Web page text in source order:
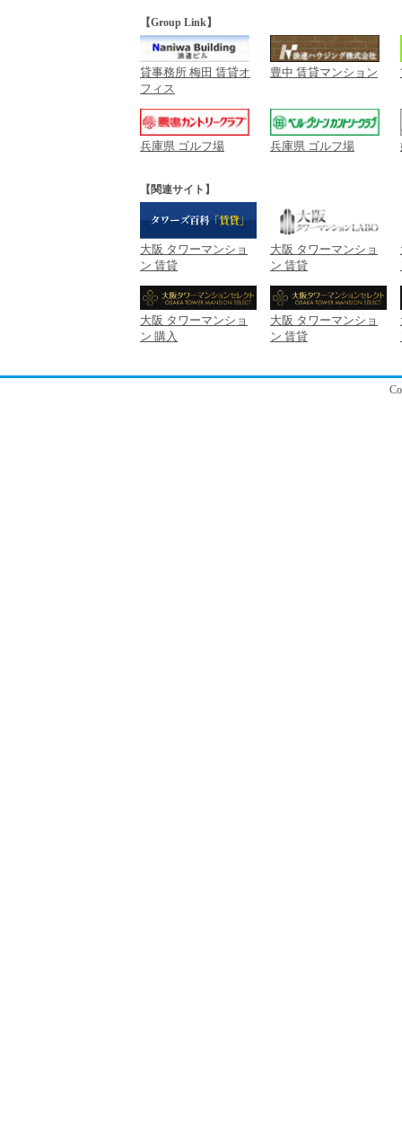
【Group Link】
貸事務所 梅田 賃貸オ
フィス
豊中 賃貸マンション
兵庫県 ゴルフ場 兵庫県 ゴルフ場
【関連サイト】
大阪 タワーマンショ
ン 賃貸
大阪 タワーマンショ
ン 賃貸
大阪 タワーマンショ
ン 購入
大阪 タワーマンショ
ン 賃貸